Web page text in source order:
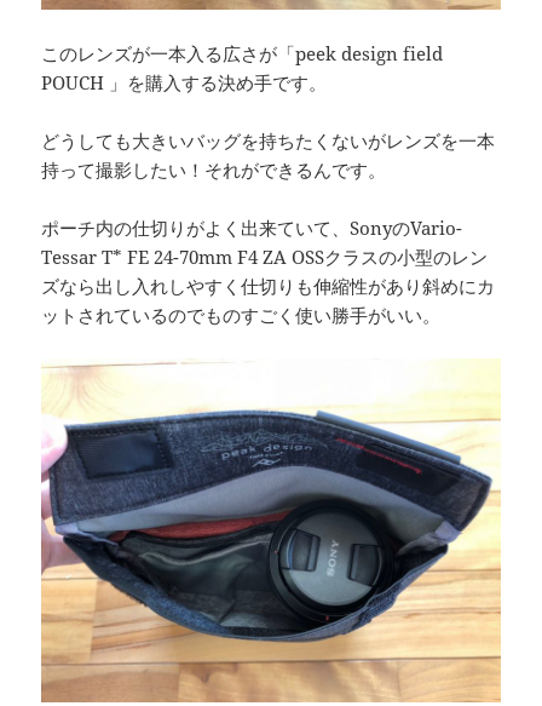
このレンズが一本入る広さが「peek design field
POUCH 」を購入する決め手です。
どうしても大きいバッグを持ちたくないがレンズを一本
持って撮影したい！それができるんです。
ポーチ内の仕切りがよく出来ていて、SonyのVario-
Tessar T* FE 24-70mm F4 ZA OSSクラスの小型のレン
ズなら出し入れしやすく仕切りも伸縮性があり斜めにカ
ットされているのでものすごく使い勝手がいい。